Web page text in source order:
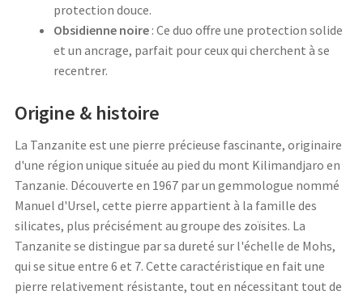
protection douce.
Obsidienne noire : Ce duo offre une protection solide
et un ancrage, parfait pour ceux qui cherchent à se
recentrer.
Origine & histoire
La Tanzanite est une pierre précieuse fascinante, originaire
d'une région unique située au pied du mont Kilimandjaro en
Tanzanie. Découverte en 1967 par un gemmologue nommé
Manuel d'Ursel, cette pierre appartient à la famille des
silicates, plus précisément au groupe des zoïsites. La
Tanzanite se distingue par sa dureté sur l'échelle de Mohs,
qui se situe entre 6 et 7. Cette caractéristique en fait une
pierre relativement résistante, tout en nécessitant tout de